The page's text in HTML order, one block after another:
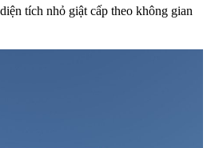
tích nhỏ giật cấp theo không gian